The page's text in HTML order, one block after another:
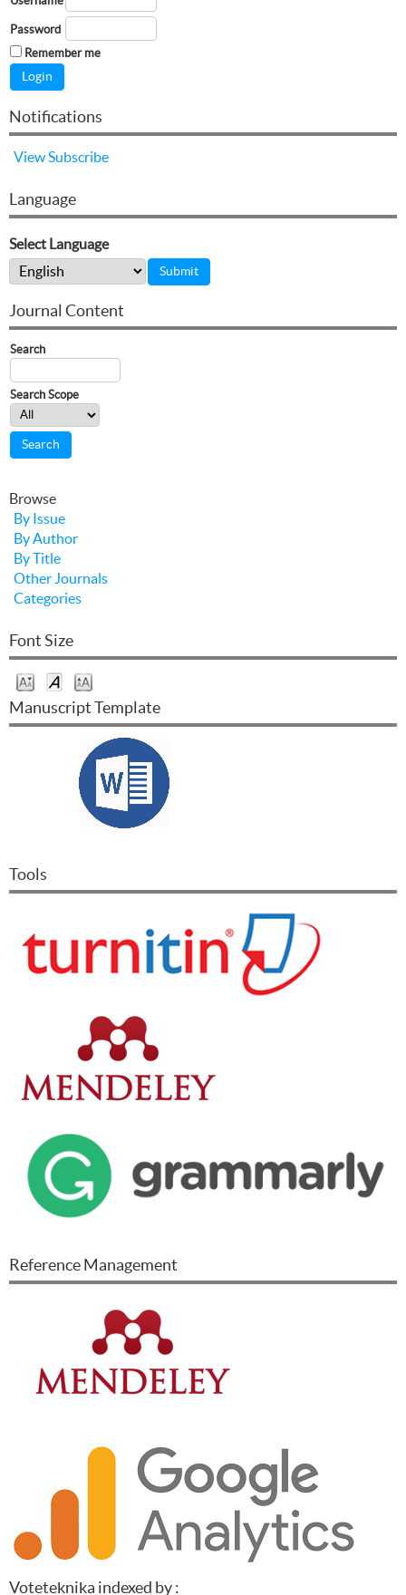
Password
Remember me
Notifications
View Subscribe
Language
Select Language
Journal Content
Search
Search Scope
Browse
By Issue
By Author
By Title
Other Journals
Categories
Font Size
Manuscript Template
Tools
Reference Management
Voteteknika indexed by :